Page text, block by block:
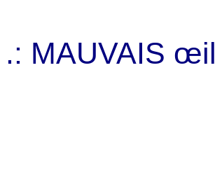
.: MAUVAIS œil